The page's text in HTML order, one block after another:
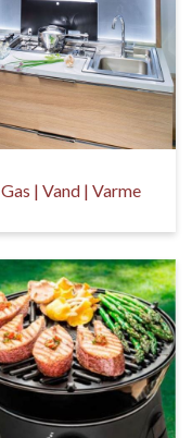
Gas | Vand | Varme